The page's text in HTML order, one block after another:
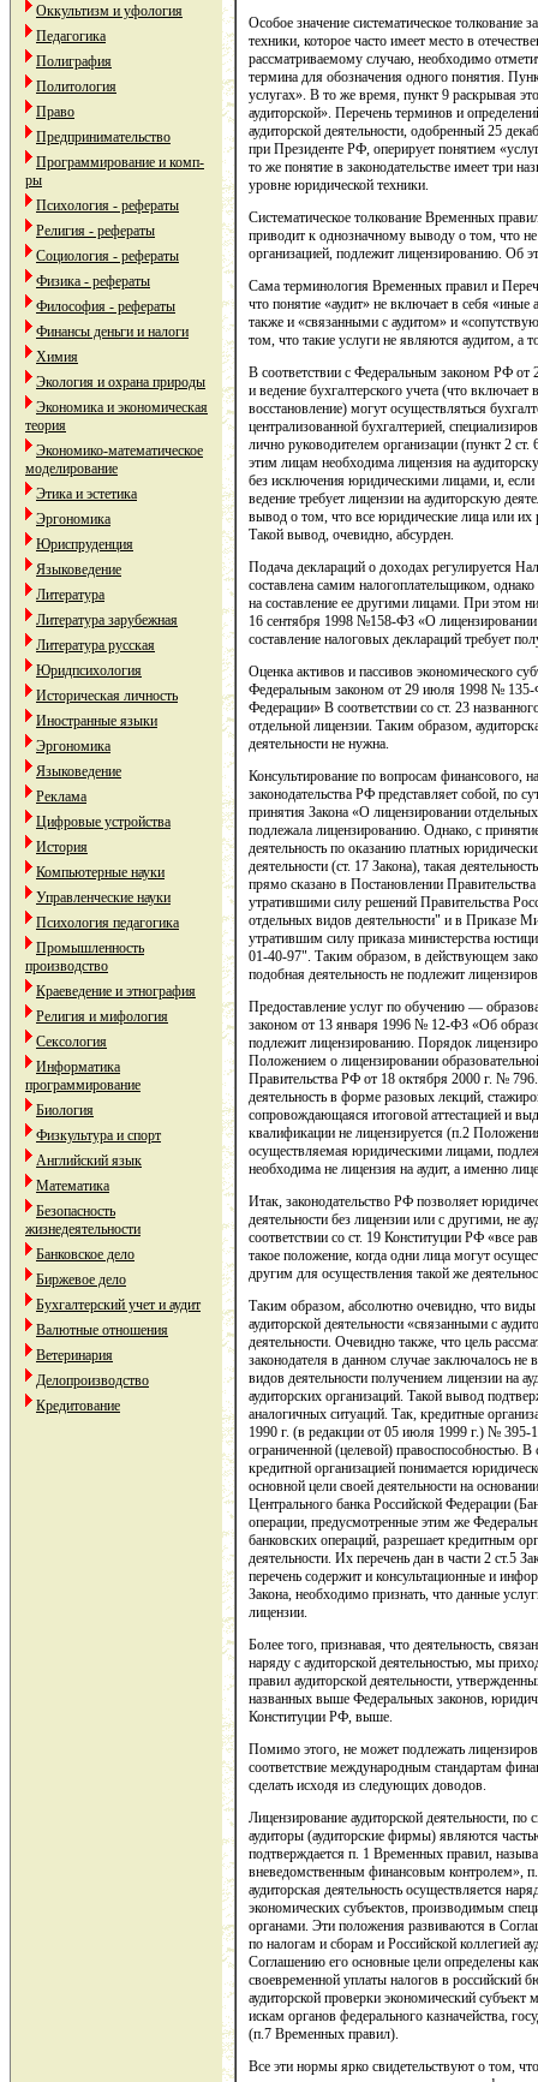
Оккультизм и уфология
Педагогика
Полиграфия
Политология
Право
Предпринимательство
Программирование и комп-
ры
Психология - рефераты
Религия - рефераты
Социология - рефераты
Физика - рефераты
Философия - рефераты
Финансы деньги и налоги
Химия
Экология и охрана природы
Экономика и экономическая
теория
Экономико-математическое
моделирование
Этика и эстетика
Эргономика
Юриспруденция
Языковедение
Литература
Литература зарубежная
Литература русская
Юридпсихология
Историческая личность
Иностранные языки
Эргономика
Языковедение
Реклама
Цифровые устройства
История
Компьютерные науки
Управленческие науки
Психология педагогика
Промышленность
производство
Краеведение и этнография
Религия и мифология
Сексология
Информатика
программирование
Биология
Физкультура и спорт
Английский язык
Математика
Безопасность
жизнедеятельности
Банковское дело
Биржевое дело
Бухгалтерский учет и аудит
Валютные отношения
Ветеринария
Делопроизводство
Кредитование
Особое значение систематическое толкование
техники, которое часто имеет место в
рассматриваемому случаю, необходимо
термина для обозначения одного понятия.
услугах». В то же время, пункт 9 раскрывая
аудиторской». Перечень терминов и
аудиторской деятельности, одобренный 25
при Президенте РФ, оперирует понятием
то же понятие в законодательстве имеет три
уровне юридической техники.
Систематическое толкование Временных
приводит к однозначному выводу о том, что не
организацией, подлежит лицензированию. Об
Сама терминология Временных правил и
что понятие «аудит» не включает в себя «иные
также и «связанными с аудитом» и
том, что такие услуги не являются аудитом, а
В соответствии с Федеральным законом РФ
и ведение бухгалтерского учета (что
восстановление) могут осуществляться
централизованной бухгалтерией,
лично руководителем организации (пункт 2
этим лицам необходима лицензия на
без исключения юридическими лицами, и, если
ведение требует лицензии на аудиторскую
вывод о том, что все юридические лица или
Такой вывод, очевидно, абсурден.
Подача деклараций о доходах регулируется
составлена самим налогоплательщиком,
на составление ее другими лицами. При этом
16 сентября 1998 №158-ФЗ «О лицензировании
составление налоговых деклараций требует
Оценка активов и пассивов экономического
Федеральным законом от 29 июля 1998 № 135-
Федерации» В соответствии со ст. 23
отдельной лицензии. Таким образом,
деятельности не нужна.
Консультирование по вопросам финансового,
законодательства РФ представляет собой, по
принятия Закона «О лицензировании
подлежала лицензированию. Однако, с
деятельность по оказанию платных
деятельности (ст. 17 Закона), такая
прямо сказано в Постановлении
утратившими силу решений Правительства
отдельных видов деятельности" и в Приказе
утратившим силу приказа министерства
01-40-97". Таким образом, в действующем
подобная деятельность не подлежит
Предоставление услуг по обучению —
законом от 13 января 1996 № 12-ФЗ «Об
подлежит лицензированию. Порядок
Положением о лицензировании
Правительства РФ от 18 октября 2000 г. №
деятельность в форме разовых лекций,
сопровождающаяся итоговой аттестацией и
квалификации не лицензируется (п.2
осуществляемая юридическими лицами,
необходима не лицензия на аудит, а именно
Итак, законодательство РФ позволяет
деятельности без лицензии или с другими, не
соответствии со ст. 19 Конституции РФ «все
такое положение, когда одни лица могут
другим для осуществления такой же
Таким образом, абсолютно очевидно, что
аудиторской деятельности «связанными с
деятельности. Очевидно также, что цель
законодателя в данном случае заключалось
видов деятельности получением лицензии на
аудиторских организаций. Такой вывод
аналогичных ситуаций. Так, кредитные
1990 г. (в редакции от 05 июля 1999 г.) № 395-
ограниченной (целевой) правоспособностью. В
кредитной организацией понимается
основной цели своей деятельности на
Центрального банка Российской Федерации
операции, предусмотренные этим же
банковских операций, разрешает кредитным
деятельности. Их перечень дан в части 2 ст.5
перечень содержит и консультационные и
Закона, необходимо признать, что данные
лицензии.
Более того, признавая, что деятельность,
наряду с аудиторской деятельностью, мы
правил аудиторской деятельности,
названных выше Федеральных законов,
Конституции РФ, выше.
Помимо этого, не может подлежать
соответствие международным стандартам
сделать исходя из следующих доводов.
Лицензирование аудиторской деятельности, по
аудиторы (аудиторские фирмы) являются
подтверждается п. 1 Временных правил,
вневедомственным финансовым контролем»,
аудиторская деятельность осуществляется
экономических субъектов, производимым
органами. Эти положения развиваются в
по налогам и сборам и Российской коллегией
Соглашению его основные цели определены
своевременной уплаты налогов в российский
аудиторской проверки экономический
искам органов федерального казначейства,
(п.7 Временных правил).
Все эти нормы ярко свидетельствуют о том,